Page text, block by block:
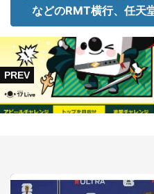
などのRMT横行、任天